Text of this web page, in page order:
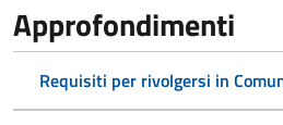
Approfondimenti
Requisiti per rivolgersi in